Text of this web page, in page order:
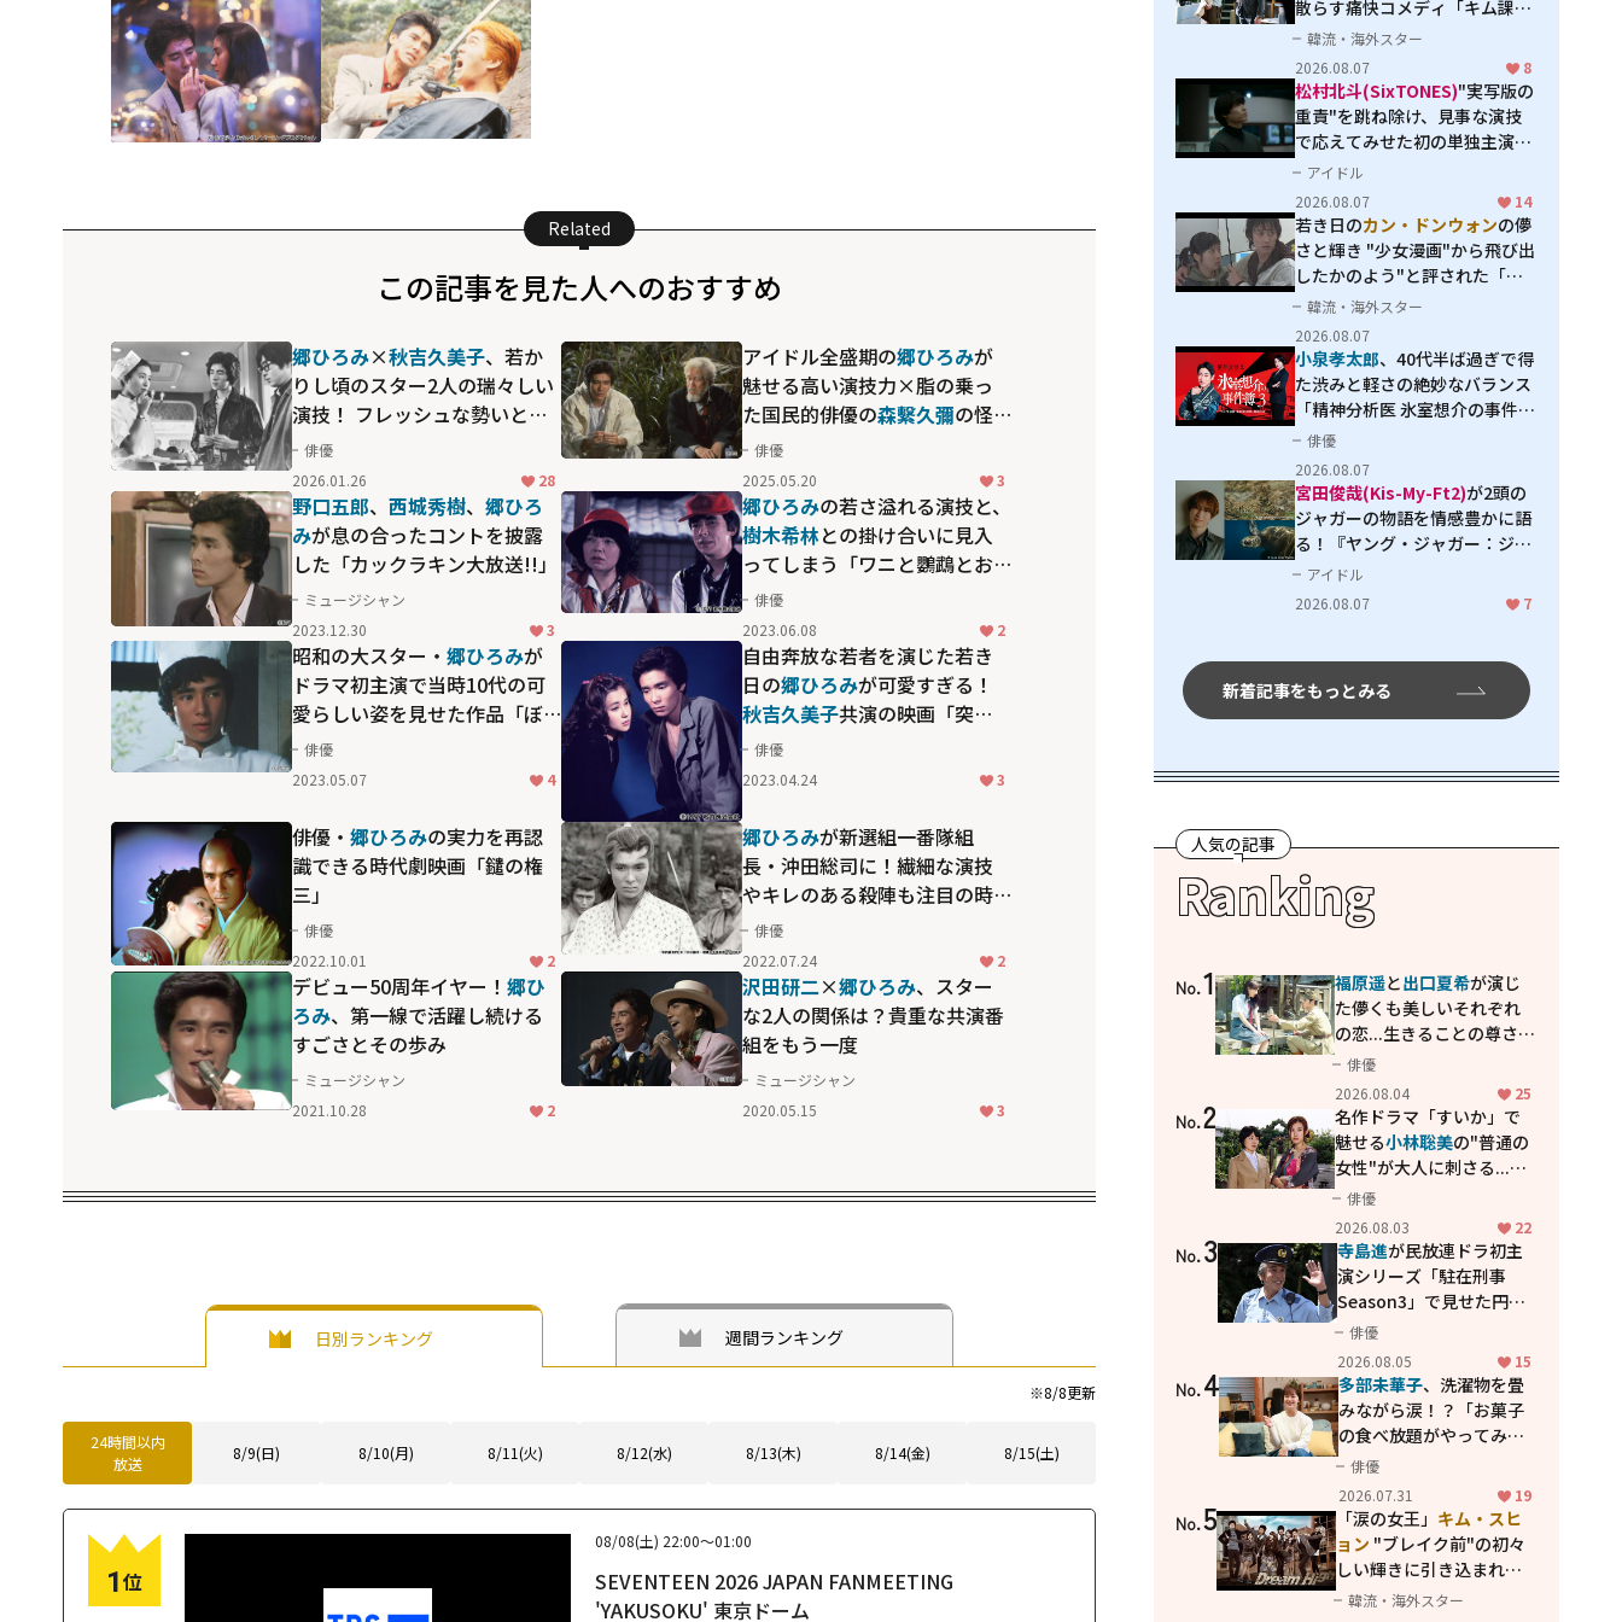
Related
この記事を見た人へのおすすめ
郷ひろみ×秋吉久美子、若か
りし頃のスター2人の瑞々しい
演技！ フレッシュな勢いと演
技力が絡み合った「さらば夏
の光よ」
俳優
2026.01.26
28
アイドル全盛期の郷ひろみが
魅せる高い演技力×脂の乗っ
た国民的俳優の森繫久彌の怪
演 「見逃すと後悔してしま
う」2人の化学反応によるきら
めき
俳優
2025.05.20
3
野口五郎、 西城秀樹、 郷ひろ
みが息の合ったコントを披露
した「カックラキン大放送!!」
ミュージシャン
2023.12.30
3
郷ひろみの若さ溢れる演技と、
樹木希林との掛け合いに見入
ってしまう「ワニと鸚鵡とお
っとせい」
俳優
2023.06.08
2
昭和の大スター・ 郷ひろみが
ドラマ初主演で当時10代の可
愛らしい姿を見せた作品「ぼ
くは叔父さん」
俳優
2023.05.07
4
自由奔放な若者を演じた若き
日の郷ひろみが可愛すぎる！
秋吉久美子共演の映画「突
然、嵐のように」
俳優
2023.04.24
3
俳優・ 郷ひろみの実力を再認
識できる時代劇映画「鑓の権
三」
俳優
2022.10.01
2
郷ひろみが新選組一番隊組
長・沖田総司に！繊細な演技
やキレのある殺陣も注目の時
代劇「沖田総司－華麗なる暗
殺者－」
俳優
2022.07.24
2
デビュー50周年イヤー！ 郷ひ
ろみ、第一線で活躍し続ける
すごさとその歩み
ミュージシャン
2021.10.28
2
沢田研二×郷ひろみ、スター
な2人の関係は？貴重な共演番
組をもう一度
ミュージシャン
2020.05.15
3
日別ランキング 週間ランキング
※8/8更新
24時間以内
放送
8/9(日) 8/10(月) 8/11(火) 8/12(水) 8/13(木) 8/14(金) 8/15(土)
1位
08/08(土) 22:00～01:00
SEVENTEEN 2026 JAPAN FANMEETING
'YAKUSOKU' 東京ドーム
散らす痛快コメディ「キム課長
とソ理事～Bravo! Your Life
～」
韓流・海外スター
2026.08.07
8
松村北斗(SixTONES)"実写版の
重責"を跳ね除け、見事な演技
で応えてみせた初の単独主演映
画「秒速5センチメートル」
アイドル
2026.08.07
14
若き日のカン・ドンウォンの儚
さと輝き "少女漫画"から飛び出
したかのよう"と評された「オ
オカミの誘惑」
韓流・海外スター
2026.08.07
小泉孝太郎、40代半ば過ぎで得
た渋みと軽さの絶妙なバランス
「精神分析医 氷室想介の事件簿
３」で見せる進化
俳優
2026.08.07
宮田俊哉(Kis-My-Ft2)が2頭の
ジャガーの物語を情感豊かに語
る！『ヤング・ジャガー：ジャ
ングル王への道』『ジャガーと
ウミガメの物語：熱帯林の守護
アイドル
2026.08.07
7
新着記事をもっとみる
人気の記事
Ranking
No.1 福原遥と出口夏希が演じ
た儚くも美しいそれぞれ
の恋...生きることの尊さを
教えてくれた映画「あの
花が咲く丘で、君とまた出
会えたら。」
俳優
2026.08.04
25
No.2
名作ドラマ「すいか」で
魅せる小林聡美の"普通の
女性"が大人に刺さる...映
画「かもめ食堂」にも通
じる静かな芝居
俳優
2026.08.03
22
No.3 寺島進が民放連ドラ初主
演シリーズ「駐在刑事
Season3」で見せた円熟
の演技
俳優
2026.08.05
15
No.4 多部未華子、洗濯物を畳
みながら涙！？「お菓子
の食べ放題がやってみた
い」ハンディファン4台の
暑さ対策も明かす
俳優
2026.07.31
19
No.5 「涙の女王」 キム・スヒ
ョン "ブレイク前"の初々
しい輝きに引き込まれ
る...2PM テギョン
韓流・海外スター